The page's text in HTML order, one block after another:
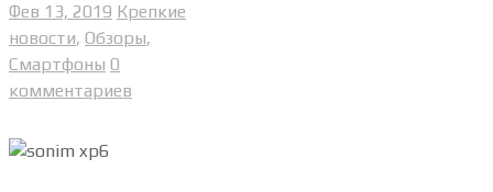
Фев 13, 2019 Крепкие
новости, Обзоры,
Смартфоны 0
комментариев